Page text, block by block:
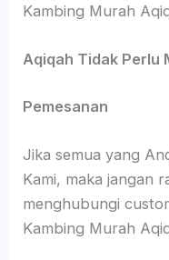
Kambing Murah
Aqiqah Tidak Perlu
Pemesanan
Jika semua yang
Kami, maka jangan
menghubungi
Kambing Murah